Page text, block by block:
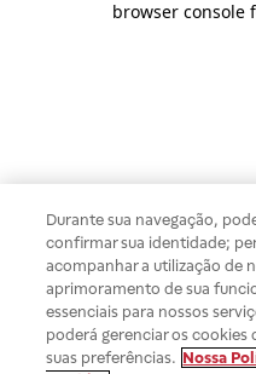
browser console
Durante sua navegação,
confirmar sua identidade;
acompanhar a utilização de
aprimoramento de sua
essenciais para nossos
poderá gerenciar os
suas preferências. Nossa